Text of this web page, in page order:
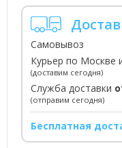
Самовывоз
Курьер по Москве
(доставим сегодня)
Служба доставки
(отправим сегодня)
Бесплатная